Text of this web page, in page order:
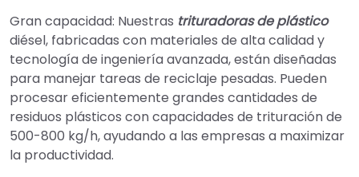
Gran capacidad: Nuestras trituradoras de plástico
diésel, fabricadas con materiales de alta calidad y
tecnología de ingeniería avanzada, están diseñadas
para manejar tareas de reciclaje pesadas. Pueden
procesar eficientemente grandes cantidades de
residuos plásticos con capacidades de trituración de
500-800 kg/h, ayudando a las empresas a maximizar
la productividad.